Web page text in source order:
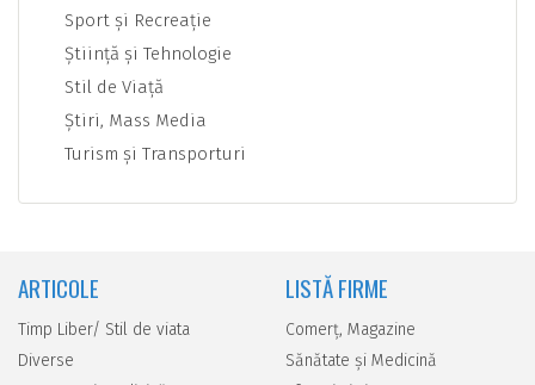
Sport şi Recreaţie
Ştiinţă şi Tehnologie
Stil de Viaţă
Ştiri, Mass Media
Turism şi Transporturi
ARTICOLE
Timp Liber/ Stil de viata
Diverse
LISTĂ FIRME
Comerţ, Magazine
Sănătate şi Medicină